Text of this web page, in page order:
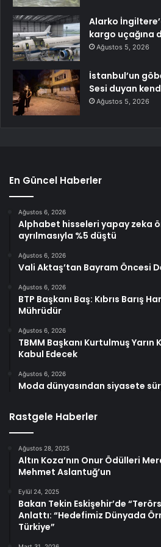
Alarko
kargo uçağına
Ağustos 5, 2026
İstanbul’un
Sesi duyan
Ağustos 5, 2026
En Güncel Haberler
Ağustos 6, 2026
Alphabet hisseleri yapay zeka
ayrılmasıyla %5 düştü
Ağustos 6, 2026
Vali Aktaş’tan Bayram Öncesi
Ağustos 6, 2026
BTP Başkanı Baş: Kıbrıs Barış
Mührüdür
Ağustos 6, 2026
TBMM Başkanı Kurtulmuş Yarın
Kabul Edecek
Ağustos 6, 2026
Moda dünyasından siyasete
Rastgele Haberler
Ağustos 28, 2025
Altın Koza’nın Onur Ödülleri
Mehmet Aslantuğ’un
Eylül 24, 2025
Bakan Tekin Eskişehir’de
Anlattı: “Hedefimiz Dünyada
Türkiye”